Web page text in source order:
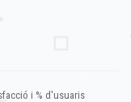
i % d'usuaris